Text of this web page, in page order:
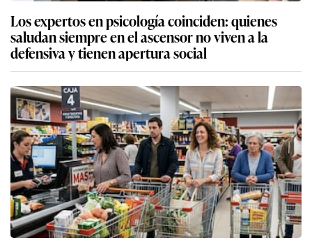
Los expertos en psicología coinciden: quienes
saludan siempre en el ascensor no viven a la
defensiva y tienen apertura social